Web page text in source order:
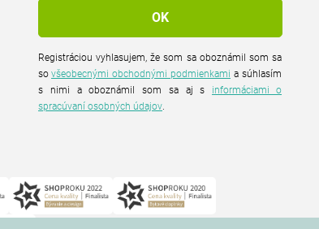
Registráciou vyhlasujem, že som sa oboznámil som sa
sovšeobecnými obchodnými podmienkami a súhlasím
s nimi a oboznámil som sa aj s informáciami o
spracúvaní osobných údajov.